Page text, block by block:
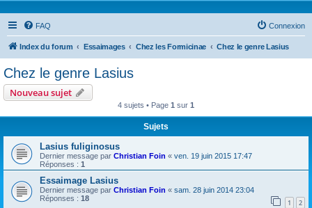
FAQ Connexion
Index du forum Essaimages Chez les Formicinae Chez le genre Lasius
Chez le genre Lasius
Nouveau sujet
4 sujets • Page 1 sur 1
Sujets
Lasius fuliginosus
Dernier message par Christian Foin « ven. 19 juin 2015 17:47
Réponses : 1
Essaimage Lasius
Dernier message par Christian Foin « sam. 28 juin 2014 23:04
Réponses : 18 1 2